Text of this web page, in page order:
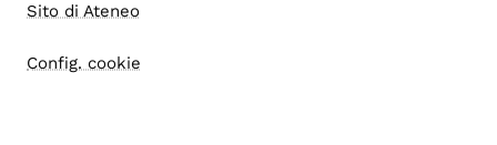
Sito di Ateneo
Config. cookie